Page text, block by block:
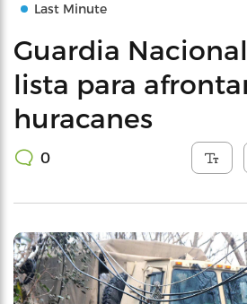
Last Minute
Guardia
lista para
huracanes
0